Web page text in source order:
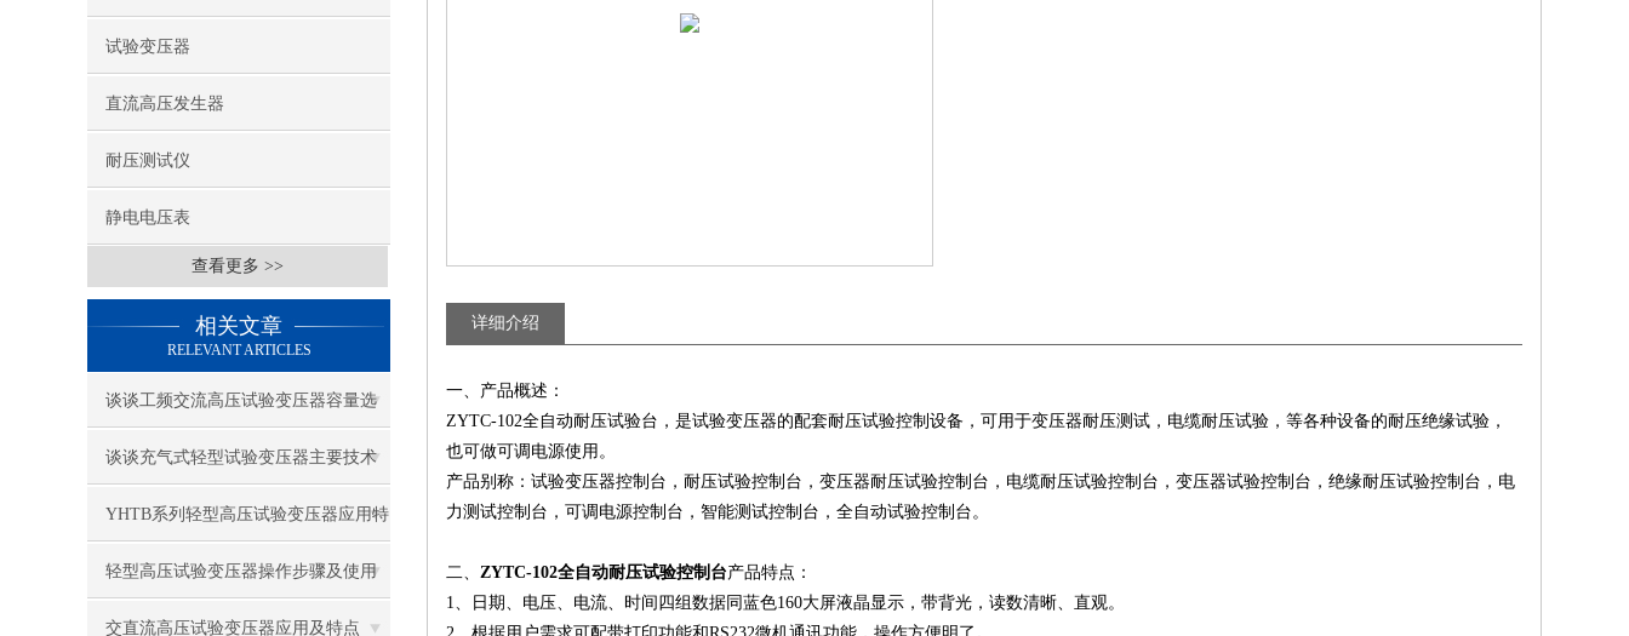
试验变压器
直流高压发生器
耐压测试仪
静电电压表
查看更多 >>
相关文章
RELEVANT ARTICLES
谈谈工频交流高压试验变压器容量选
择
谈谈充气式轻型试验变压器主要技术
特点
YHTB系列轻型高压试验变压器应用特
点
轻型高压试验变压器操作步骤及使用
注意事项
交直流高压试验变压器应用及特点
详细介绍
一、产品概述：
ZYTC-102全自动耐压试验台，是试验变压器的配套耐压试验控制设备，可用于变压器耐压测试，电缆耐压试验，等各种设备的耐压绝缘试验，
也可做可调电源使用。
产品别称：试验变压器控制台，耐压试验控制台，变压器耐压试验控制台，电缆耐压试验控制台，变压器试验控制台，绝缘耐压试验控制台，电
力测试控制台，可调电源控制台，智能测试控制台，全自动试验控制台。
二、 ZYTC-102全自动耐压试验控制台产品特点：
1、日期、电压、电流、时间四组数据同蓝色160大屏液晶显示，带背光，读数清晰、直观。